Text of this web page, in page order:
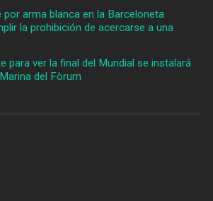
por arma blanca en la Barceloneta
la prohibición de acercarse a una
para ver la final del Mundial se instalará
del Fòrum